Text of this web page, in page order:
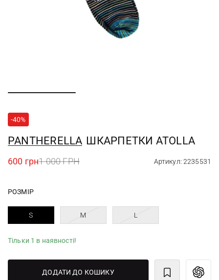
-40%
PANTHERELLA ШКАРПЕТКИ ATOLLA
600 грн1 000 ГРН Артикул: 2235531
РОЗМІР
S M L
Тільки 1 в наявності!
ДОДАТИ ДО КОШИКУ